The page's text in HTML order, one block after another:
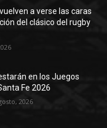
a verse las caras
del clásico del rugby
en los Juegos
Fe 2026
2026